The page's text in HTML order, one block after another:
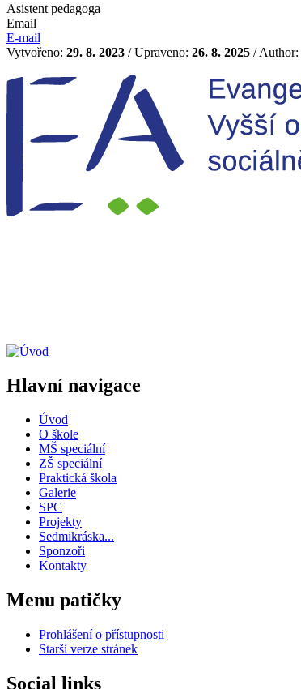
Asistent pedagoga
Email
E-mail
Vytvořeno: 29. 8. 2023 / Upraveno: 26. 8. 2025 / Author:
Hlavní navigace
Úvod
O škole
MŠ speciální
ZŠ speciální
Praktická škola
Galerie
SPC
Projekty
Sedmikráska...
Sponzoři
Kontakty
Menu patičky
Prohlášení o přístupnosti
Starší verze stránek
Social links